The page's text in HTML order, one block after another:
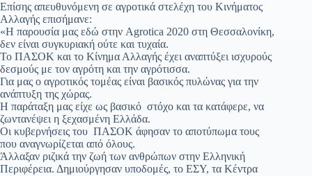
Επίσης απευθυνόμενη σε αγροτικά στελέχη του Κινήματος
Αλλαγής επισήμανε:
«Η παρουσία μας εδώ στην Agrotica 2020 στη Θεσσαλονίκη,
δεν είναι συγκυριακή ούτε και τυχαία.
Το ΠΑΣΟΚ και το Κίνημα Αλλαγής έχει αναπτύξει ισχυρούς
δεσμούς με τον αγρότη και την αγρότισσα.
Για μας ο αγροτικός τομέας είναι βασικός πυλώνας για την
ανάπτυξη της χώρας.
Η παράταξη μας είχε ως βασικό στόχο και τα κατάφερε, να
ζωντανέψει η ξεχασμένη Ελλάδα.
Οι κυβερνήσεις του ΠΑΣΟΚ άφησαν το αποτύπωμα τους
που αναγνωρίζεται από όλους.
Άλλαξαν ριζικά την ζωή των ανθρώπων στην Ελληνική
Περιφέρεια. Δημιούργησαν υποδομές, το ΕΣΥ, τα Κέντρα